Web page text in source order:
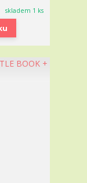
skladem 1 ks